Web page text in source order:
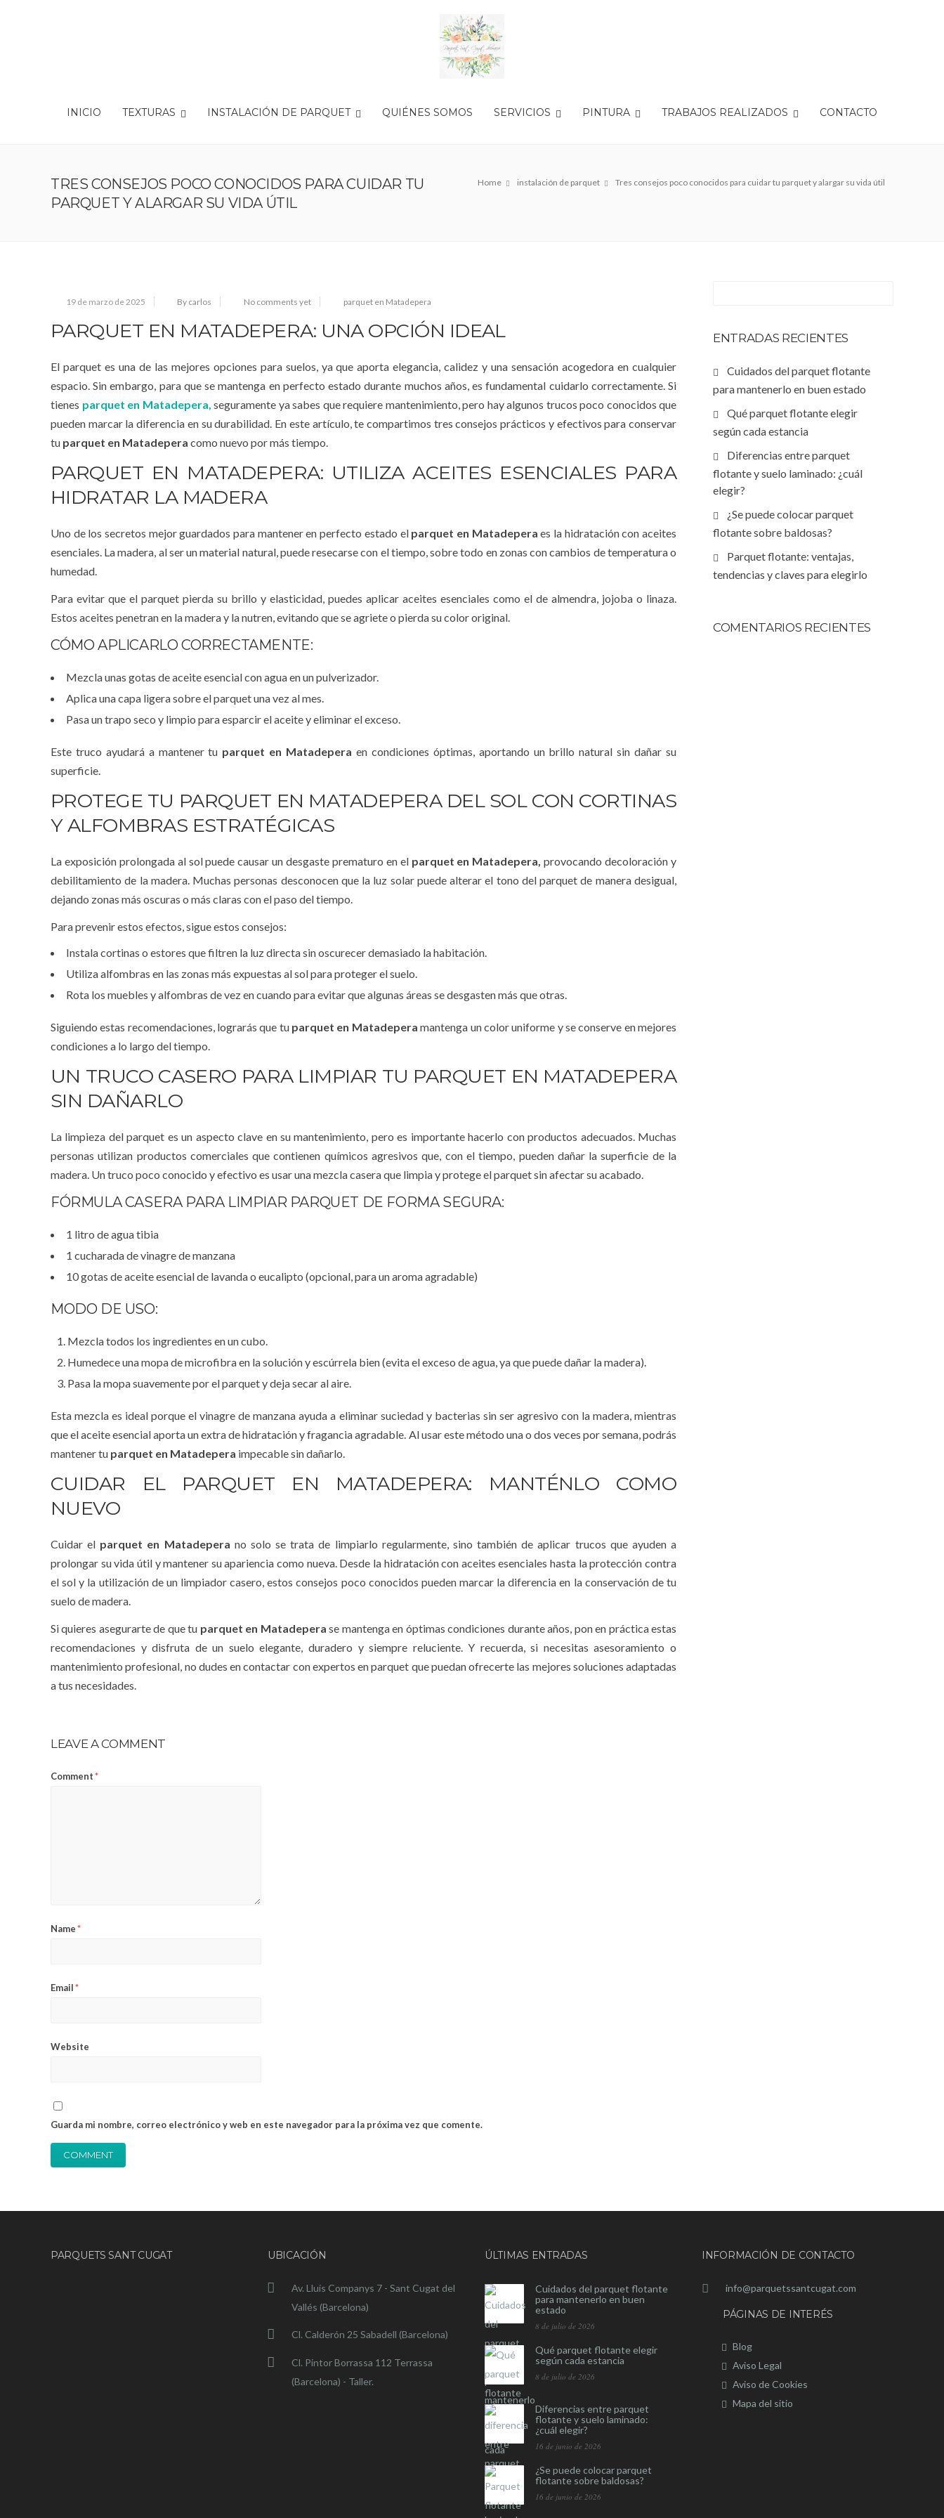
INICIO TEXTURAS INSTALACIÓN DE PARQUET QUIÉNES SOMOS SERVICIOS PINTURA TRABAJOS REALIZADOS CONTACTO
Home instalación de parquet Tres consejos poco conocidos para cuidar tu parquet y alargar su vida útil
TRES CONSEJOS POCO CONOCIDOS PARA CUIDAR TU
PARQUET Y ALARGAR SU VIDA ÚTIL
19 de marzo de 2025 By carlos No comments yet parquet en Matadepera
PARQUET EN MATADEPERA: UNA OPCIÓN IDEAL
El parquet es una de las mejores opciones para suelos, ya que aporta elegancia, calidez y una sensación acogedora en cualquier
espacio. Sin embargo, para que se mantenga en perfecto estado durante muchos años, es fundamental cuidarlo correctamente. Si
tienes parquet en Matadepera, seguramente ya sabes que requiere mantenimiento, pero hay algunos trucos poco conocidos que
pueden marcar la diferencia en su durabilidad. En este artículo, te compartimos tres consejos prácticos y efectivos para conservar
tu parquet en Matadepera como nuevo por más tiempo.
PARQUET EN MATADEPERA: UTILIZA ACEITES ESENCIALES PARA
HIDRATAR LA MADERA
Uno de los secretos mejor guardados para mantener en perfecto estado el parquet en Matadepera es la hidratación con aceites
esenciales. La madera, al ser un material natural, puede resecarse con el tiempo, sobre todo en zonas con cambios de temperatura o
humedad.
Para evitar que el parquet pierda su brillo y elasticidad, puedes aplicar aceites esenciales como el de almendra, jojoba o linaza.
Estos aceites penetran en la madera y la nutren, evitando que se agriete o pierda su color original.
CÓMO APLICARLO CORRECTAMENTE:
Mezcla unas gotas de aceite esencial con agua en un pulverizador.
Aplica una capa ligera sobre el parquet una vez al mes.
Pasa un trapo seco y limpio para esparcir el aceite y eliminar el exceso.
Este truco ayudará a mantener tu parquet en Matadepera en condiciones óptimas, aportando un brillo natural sin dañar su
superficie.
PROTEGE TU PARQUET EN MATADEPERA DEL SOL CON CORTINAS
Y ALFOMBRAS ESTRATÉGICAS
La exposición prolongada al sol puede causar un desgaste prematuro en el parquet en Matadepera, provocando decoloración y
debilitamiento de la madera. Muchas personas desconocen que la luz solar puede alterar el tono del parquet de manera desigual,
dejando zonas más oscuras o más claras con el paso del tiempo.
Para prevenir estos efectos, sigue estos consejos:
Instala cortinas o estores que filtren la luz directa sin oscurecer demasiado la habitación.
Utiliza alfombras en las zonas más expuestas al sol para proteger el suelo.
Rota los muebles y alfombras de vez en cuando para evitar que algunas áreas se desgasten más que otras.
Siguiendo estas recomendaciones, lograrás que tu parquet en Matadepera mantenga un color uniforme y se conserve en mejores
condiciones a lo largo del tiempo.
UN TRUCO CASERO PARA LIMPIAR TU PARQUET EN MATADEPERA
SIN DAÑARLO
La limpieza del parquet es un aspecto clave en su mantenimiento, pero es importante hacerlo con productos adecuados. Muchas
personas utilizan productos comerciales que contienen químicos agresivos que, con el tiempo, pueden dañar la superficie de la
madera. Un truco poco conocido y efectivo es usar una mezcla casera que limpia y protege el parquet sin afectar su acabado.
FÓRMULA CASERA PARA LIMPIAR PARQUET DE FORMA SEGURA:
1 litro de agua tibia
1 cucharada de vinagre de manzana
10 gotas de aceite esencial de lavanda o eucalipto (opcional, para un aroma agradable)
MODO DE USO:
Mezcla todos los ingredientes en un cubo.
Humedece una mopa de microfibra en la solución y escúrrela bien (evita el exceso de agua, ya que puede dañar la madera).
Pasa la mopa suavemente por el parquet y deja secar al aire.
Esta mezcla es ideal porque el vinagre de manzana ayuda a eliminar suciedad y bacterias sin ser agresivo con la madera, mientras
que el aceite esencial aporta un extra de hidratación y fragancia agradable. Al usar este método una o dos veces por semana, podrás
mantener tu parquet en Matadepera impecable sin dañarlo.
CUIDAR EL PARQUET EN MATADEPERA: MANTÉNLO COMO
NUEVO
Cuidar el parquet en Matadepera no solo se trata de limpiarlo regularmente, sino también de aplicar trucos que ayuden a
prolongar su vida útil y mantener su apariencia como nueva. Desde la hidratación con aceites esenciales hasta la protección contra
el sol y la utilización de un limpiador casero, estos consejos poco conocidos pueden marcar la diferencia en la conservación de tu
suelo de madera.
Si quieres asegurarte de que tu parquet en Matadepera se mantenga en óptimas condiciones durante años, pon en práctica estas
recomendaciones y disfruta de un suelo elegante, duradero y siempre reluciente. Y recuerda, si necesitas asesoramiento o
mantenimiento profesional, no dudes en contactar con expertos en parquet que puedan ofrecerte las mejores soluciones adaptadas
a tus necesidades.
LEAVE A COMMENT
Comment*
Name*
Email*
Website
Guarda mi nombre, correo electrónico y web en este navegador para la próxima vez que comente.
ENTRADAS RECIENTES
Cuidados del parquet flotante
para mantenerlo en buen estado
Qué parquet flotante elegir
según cada estancia
Diferencias entre parquet
flotante y suelo laminado: ¿cuál
elegir?
¿Se puede colocar parquet
flotante sobre baldosas?
Parquet flotante: ventajas,
tendencias y claves para elegirlo
COMENTARIOS RECIENTES
PARQUETS SANT CUGAT UBICACIÓN
Av. Lluis Companys 7 - Sant Cugat del
Vallés (Barcelona)
Cl. Calderón 25 Sabadell (Barcelona)
Cl. Pintor Borrassa 112 Terrassa
(Barcelona) - Taller.
ÚLTIMAS ENTRADAS
Cuidados del parquet flotante
para mantenerlo en buen
estado
8 de julio de 2026
Qué parquet flotante elegir
según cada estancia
8 de julio de 2026
Diferencias entre parquet
flotante y suelo laminado:
¿cuál elegir?
16 de junio de 2026
¿Se puede colocar parquet
flotante sobre baldosas?
16 de junio de 2026
INFORMACIÓN DE CONTACTO
info@parquetssantcugat.com
PÁGINAS DE INTERÉS
Blog
Aviso Legal
Aviso de Cookies
Mapa del sitio